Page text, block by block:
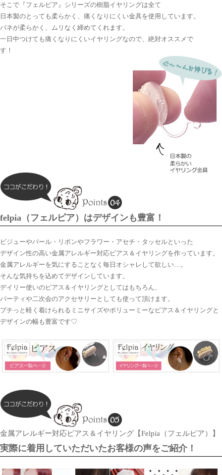
そこで『フェルピア』シリーズの樹脂イヤリングは全て
日本製のとっても柔らかく、痛くなりにくい金具を使用しています。
バネが柔らかく、ムリなく締めてくれます。
一日中つけても痛くなりにくいイヤリングなので、絶対オススメで
す！
felpia（フェルピア）はデザインも豊富！
ビジューやパール・リボンやフラワー・アセチ・タッセルといった
デザイン性の高い金属アレルギー対応ピアス＆イヤリングを作っています。
金属アレルギーを気にすることなく毎日オシャレして欲しい…。
そんな気持ちを込めてデザインしています。
デイリー使いのピアス＆イヤリングとしてはもちろん、
パーティや二次会のアクセサリーとしても使って頂けます。
プチっと軽く着けられるミニサイズやボリューミーなピアス＆イヤリングと
デザインの幅も豊富です♡
金属アレルギー対応ピアス＆イヤリング【Felpia（フェルピア）】
実際に着用していただいたお客様の声をご紹介！